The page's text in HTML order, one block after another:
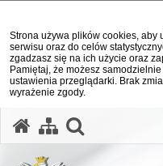
Strona używa plików cookies, aby
serwisu oraz do celów
zgadzasz się na ich użycie oraz
Pamiętaj, że możesz
ustawienia przeglądarki. Brak
wyrażenie zgody.